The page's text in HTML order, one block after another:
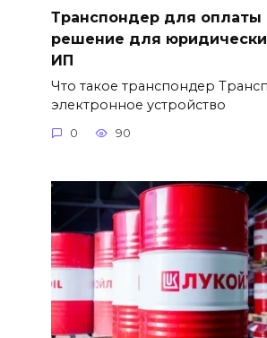
Транспондер для оплаты
решение для
ИП
Что такое транспондер
электронное устройство
0 90